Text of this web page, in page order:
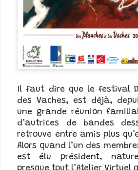
Il faut dire que le festival
des Vaches, est déjà,
une grande réunion
d’autrices de bandes
retrouve entre amis plus
Alors quand l’un des
est élu président,